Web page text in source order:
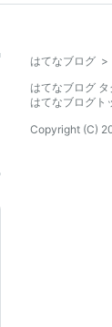
はてなブログ >
はてなブログ タ
はてなブログト
Copyright (C)